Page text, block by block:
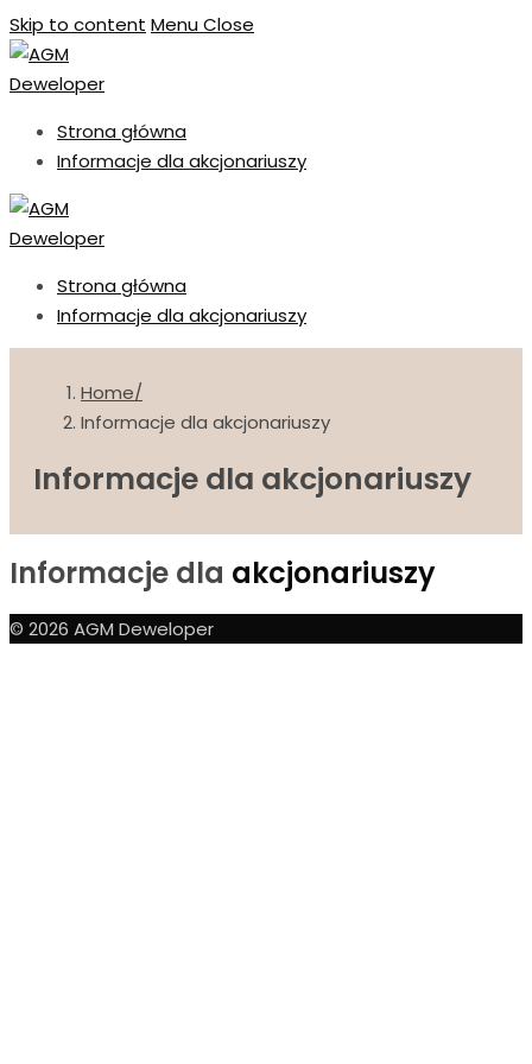
Skip to content MenuClose
Strona główna
Informacje dla akcjonariuszy
Strona główna
Informacje dla akcjonariuszy
Home
Informacje dla akcjonariuszy
Informacje dla akcjonariuszy
Informacje dla akcjonariuszy
© 2026 AGM Deweloper